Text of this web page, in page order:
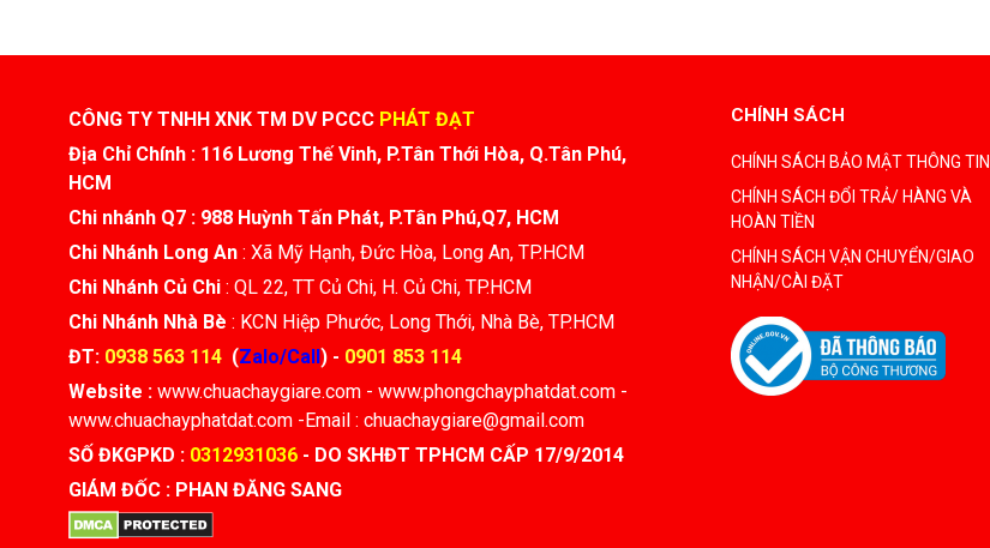
CÔNG TY TNHH XNK TM DV PCCC PHÁT ĐẠT
Địa Chỉ Chính : 116 Lương Thế Vinh, P.Tân Thới Hòa, Q.Tân Phú,
HCM
Chi nhánh Q7 : 988 Huỳnh Tấn Phát, P.Tân Phú,Q7, HCM
Chi Nhánh Long An : Xã Mỹ Hạnh, Đức Hòa, Long An, TP.HCM
Chi Nhánh Củ Chi : QL 22, TT Củ Chi, H. Củ Chi, TP.HCM
Chi Nhánh Nhà Bè : KCN Hiệp Phước, Long Thới, Nhà Bè, TP.HCM
ĐT: 0938 563 114 (Zalo/Call ) - 0901 853 114
Website : www.chuachaygiare.com - www.phongchayphatdat.com -
www.chuachayphatdat.com - Email : chuachaygiare@gmail.com
SỐ ĐKGPKD : 0312931036 - DO SKHĐT TPHCM CẤP 17/9/2014
GIÁM ĐỐC : PHAN ĐĂNG SANG
CHÍNH SÁCH
CHÍNH SÁCH BẢO MẬT THÔNG TIN
CHÍNH SÁCH ĐỔI TRẢ/ HÀNG VÀ
HOÀN TIỀN
CHÍNH SÁCH VẬN CHUYỂN/GIAO
NHẬN/CÀI ĐẶT